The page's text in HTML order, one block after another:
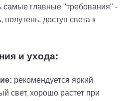
самые главные "требования" -
доступ света к
и ухода:
рекомендуется яркий
свет, хорошо растет при